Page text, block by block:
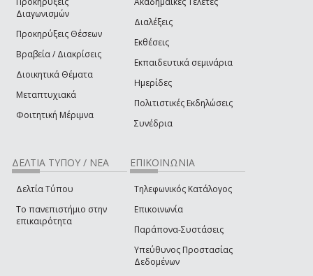
Διαγωνισμών
Προκηρύξεις Θέσεων
Βραβεία / Διακρίσεις
Διοικητικά Θέματα
Μεταπτυχιακά
Φοιτητική Μέριμνα
Διαλέξεις
Εκθέσεις
Εκπαιδευτικά σεμινάρια
Ημερίδες
Πολιτιστικές Εκδηλώσεις
Συνέδρια
ΔΕΛΤΙΑ ΤΥΠΟΥ / ΝΕΑ
Δελτία Τύπου
Το πανεπιστήμιο στην
επικαιρότητα
ΕΠΙΚΟΙΝΩΝΙΑ
Τηλεφωνικός Κατάλογος
Επικοινωνία
Παράπονα-Συστάσεις
Υπεύθυνος Προστασίας
Δεδομένων